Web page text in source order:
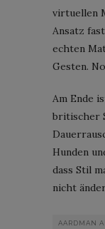
virtuellen
Ansatz
echten
Gesten.
Am Ende
britischer
Hunden
dass Stil
nicht
AARDMAN